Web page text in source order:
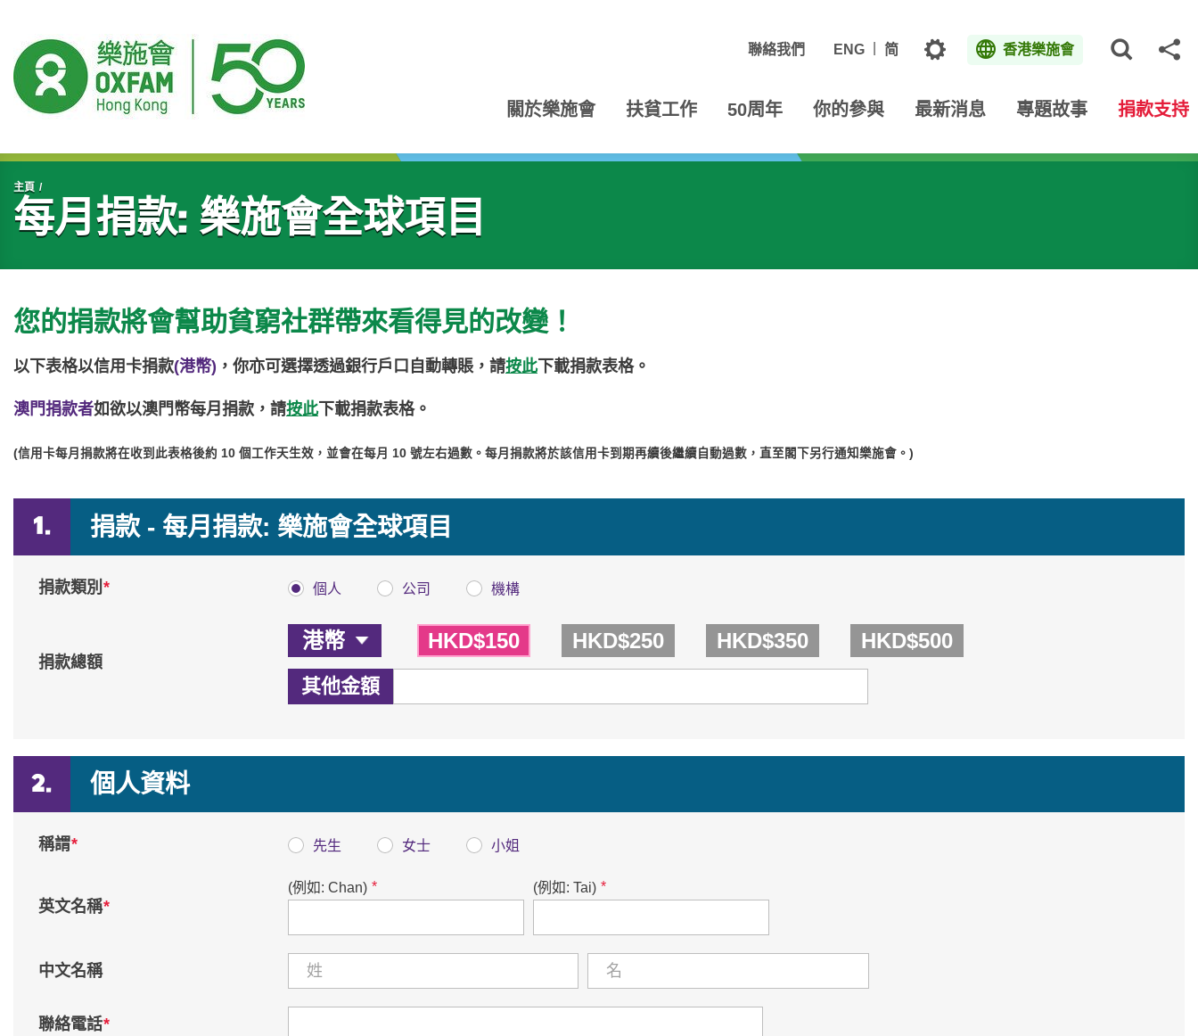
聯絡我們 ENG 简 主題 香港樂施會
關於樂施會 扶貧工作 50周年 你的參與 最新消息 專題故事 捐款支持
開始主要內容
主頁
每月捐款: 樂施會全球項目
您的捐款將會幫助貧窮社群帶來看得見的改變！
以下表格以信用卡捐款(港幣) ，你亦可選擇透過銀行戶口自動轉賬，請按此下載捐款表格。
澳門捐款者如欲以澳門幣每月捐款，請按此下載捐款表格。
(信用卡每月捐款將在收到此表格後約 10 個工作天生效，並會在每月 10 號左右過數。每月捐款將於該信用卡到期再續後繼續自動過數，直至閣下另行通知樂施會。)
捐款 - 每月捐款: 樂施會全球項目
捐款類別 * 個人 公司 機構
捐款總額
HKD$150 HKD$250 HKD$350 HKD$500
其他金額
個人資料
稱謂* 先生 女士 小姐
英文名稱*
(例如: Chan) * (例如: Tai) *
中文名稱
聯絡電話*